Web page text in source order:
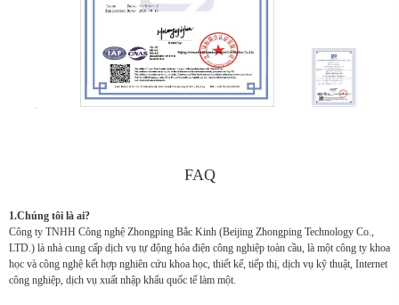
FAQ
1.Chúng tôi là ai?
Công ty TNHH Công nghệ Zhongping Bắc Kinh (Beijing Zhongping Technology Co.,
LTD.) là nhà cung cấp dịch vụ tự động hóa điện công nghiệp toàn cầu, là một công ty khoa
học và công nghệ kết hợp nghiên cứu khoa học, thiết kế, tiếp thị, dịch vụ kỹ thuật, Internet
công nghiệp, dịch vụ xuất nhập khẩu quốc tế làm một.